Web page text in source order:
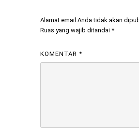
Alamat email Anda tidak akan
Ruas yang wajib ditandai *
KOMENTAR *